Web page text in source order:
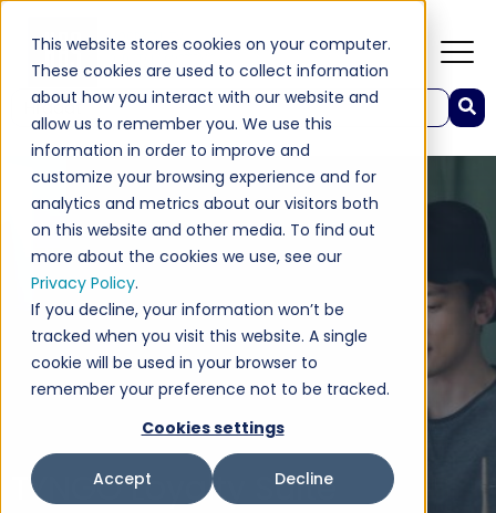
This website stores cookies on your computer.
These cookies are used to collect information
about how you interact with our website and
allow us to remember you. We use this
information in order to improve and
customize your browsing experience and for
analytics and metrics about our visitors both
on this website and other media. To find out
more about the cookies we use, see our
Privacy Policy.
If you decline, your information won’t be
tracked when you visit this website. A single
cookie will be used in your browser to
remember your preference not to be tracked.
Cookies settings
Accept Decline
Ide o vyhľadávacie pole s pripojenou funkciou automatického navrhovania.
Neexistujú žiadne návrhy, pretože je pole
TYNGO Loyalty Suite